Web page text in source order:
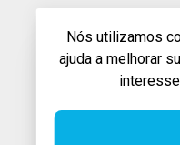
Nós utilizamos
ajuda a melhorar